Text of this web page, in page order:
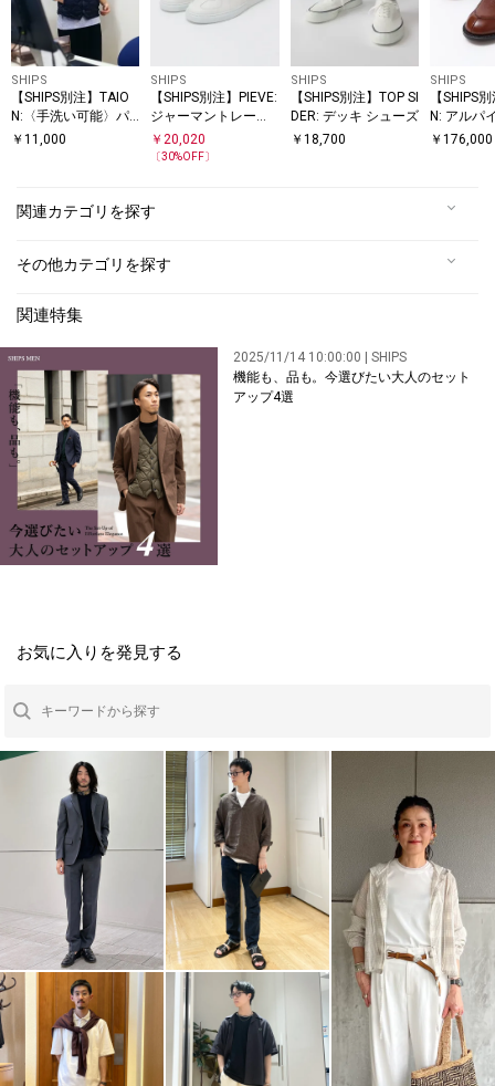
SHIPS
【SHIPS別注】TAIO
N:〈手洗い可能〉パ
ッカブル インナーダ
￥ 11,000
SHIPS
【SHIPS別注】PIEVE:
ジャーマントレーナ
ー
￥20,020
〔30%OFF〕
SHIPS
【SHIPS別注】TOP SI
DER: デッキ シューズ
￥ 18,700
SHIPS
【SHIPS
N: アルパ
V-チップ
￥176,000
関連カテゴリを探す
その他カテゴリを探す
関連特集
2025/11/14 10:00:00 | SHIPS
機能も、品も。今選びたい大人のセット
アップ4選
お気に入りを発見する